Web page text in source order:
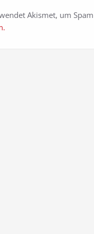
Akismet, um